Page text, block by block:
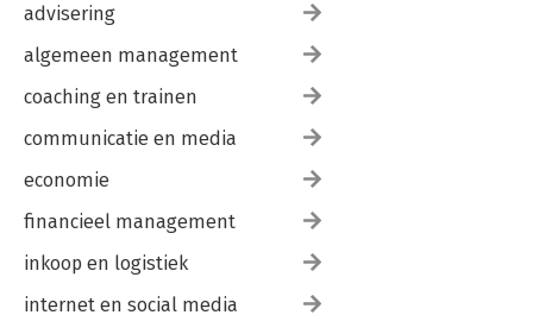
advisering
algemeen management
coaching en trainen
communicatie en media
economie
financieel management
inkoop en logistiek
internet en social media